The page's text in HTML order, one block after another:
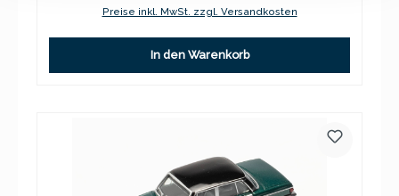
Preise inkl. MwSt. zzgl. Versandkosten
In den Warenkorb